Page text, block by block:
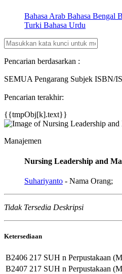
Bahasa Arab Bahasa Bengal
Turki Bahasa Urdu
Pencarian berdasarkan :
SEMUA Pengarang Subjek ISBN/
Pencarian terakhir:
{{tmpObj[k].text}}
Manajemen
Nursing Leadership and
Suhariyanto - Nama Orang;
Tidak Tersedia Deskripsi
Ketersediaan
B2406 217 SUH n Perpustakaan
B2407 217 SUH n Perpustakaan